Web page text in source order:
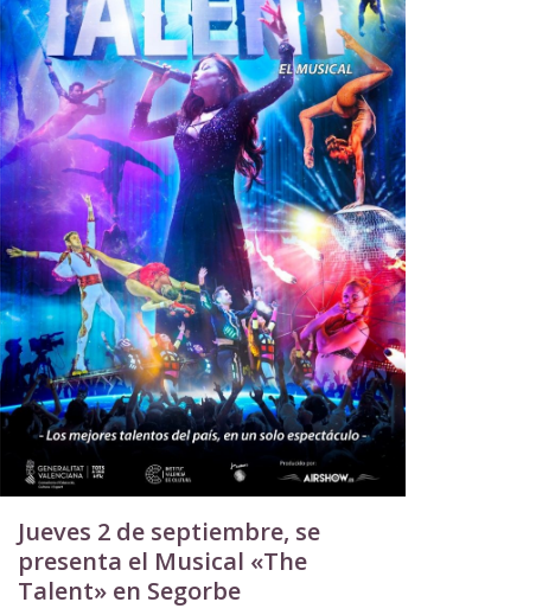
Jueves 2 de septiembre, se
presenta el Musical «The
Talent» en Segorbe